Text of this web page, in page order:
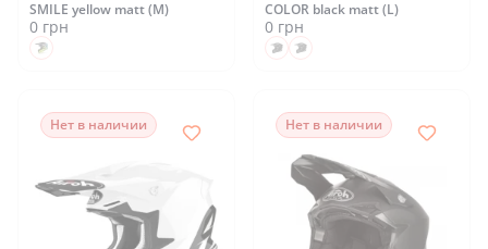
SMILE yellow matt (M)
0 грн
COLOR black matt (L)
0 грн
Нет в наличии Нет в наличии